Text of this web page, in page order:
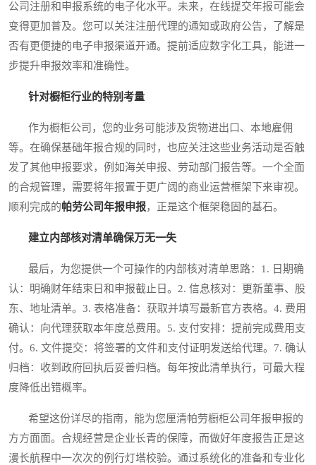
公司注册和申报系统的电子化水平。未来，在线提交年报可能会
变得更加普及。您可以关注注册代理的通知或政府公告，了解是
否有更便捷的电子申报渠道开通。提前适应数字化工具，能进一
步提升申报效率和准确性。
针对橱柜行业的特别考量
作为橱柜公司，您的业务可能涉及货物进出口、本地雇佣
等。在确保基础年报合规的同时，也应关注这些业务活动是否触
发了其他申报要求，例如海关申报、劳动部门报告等。一个全面
的合规管理，需要将年报置于更广阔的商业运营框架下来审视。
顺利完成的帕劳公司年报申报，正是这个框架稳固的基石。
建立内部核对清单确保万无一失
最后，为您提供一个可操作的内部核对清单思路：1. 日期确
认：明确财年结束日和申报截止日。2. 信息核对：更新董事、股
东、地址清单。3. 表格准备：获取并填写最新官方表格。4. 费用
确认：向代理获取本年度总费用。5. 支付安排：提前完成费用支
付。6. 文件提交：将签署的文件和支付证明发送给代理。7. 确认
归档：收到政府回执后妥善归档。每年按此清单执行，可最大程
度降低出错概率。
希望这份详尽的指南，能为您厘清帕劳橱柜公司年报申报的
方方面面。合规经营是企业长青的保障，而做好年度报告正是这
漫长航程中一次次的例行灯塔校验。通过系统化的准备和专业化